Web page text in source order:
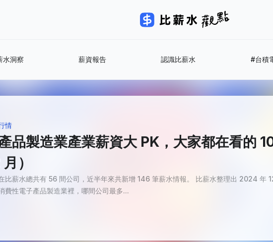
水洞察 薪資報告 認識比薪水 #台積
情
品製造業產業薪資大 PK，大家都在看的
）
比薪水總共有 56 間公司，近半年來共新增 146 筆薪水情報。 比薪水整理出 2024 年
費性電子產品製造業裡，哪間公司最多...